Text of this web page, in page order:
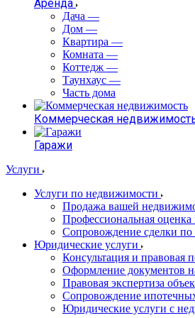
Аренда
Дача —
Дом —
Квартира —
Комната —
Коттедж —
Таунхаус —
Часть дома
Коммерческая
Гаражи
Услуги
Услуги по недвижимости
Продажа вашей
Профессиональная
Сопровождение сделки
Юридические услуги
Консультация и правовая
Оформление документов
Правовая экспертиза
Сопровождение
Юридические услуги с